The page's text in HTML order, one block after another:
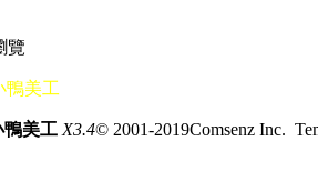
覽
鴨美工
美工 X3.4© 2001-2019Comsenz Inc.